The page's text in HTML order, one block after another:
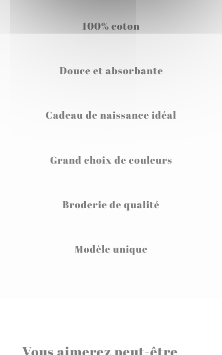
100% coton
Douce et absorbante
Cadeau de naissance idéal
Grand choix de couleurs
Broderie de qualité
Modèle unique